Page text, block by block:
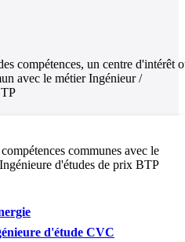
compétences, un centre d'intérêt
avec le métier Ingénieur /
communes avec le
d'études de prix BTP
d'étude CVC